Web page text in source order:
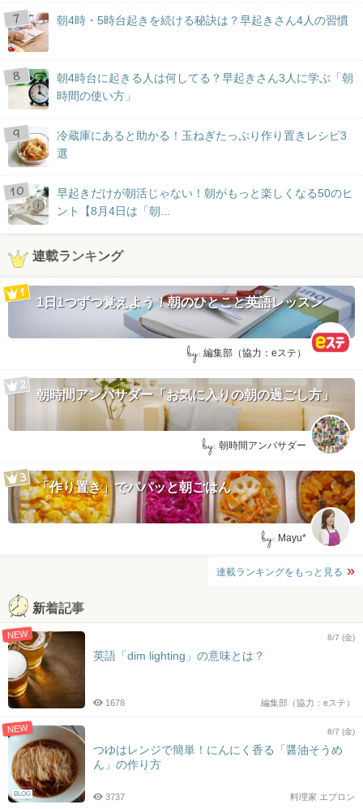
朝4時・5時台起きを続ける秘訣は？早起きさん4人の習慣
朝4時台に起きる人は何してる？早起きさん3人に学ぶ「朝
時間の使い方」
冷蔵庫にあると助かる！玉ねぎたっぷり作り置きレシピ3
選
早起きだけが朝活じゃない！朝がもっと楽しくなる50のヒ
ント【8月4日は「朝...
連載ランキング
1日1つずつ覚えよう！朝のひとこと英語レッスン
by: 編集部（協力：eステ）
朝時間アンバサダー「お気に入りの朝の過ごし方」
by: 朝時間アンバサダー
「作り置き」でパパッと朝ごはん
by: Mayu*
連載ランキングをもっと見る
新着記事
NEW 8/7 (金)
英語「dim lighting」の意味とは？
編集部（協力：eステ）
1678
NEW
BLOG
8/7 (金)
つゆはレンジで簡単！にんにく香る「醤油そうめ
ん」の作り方
料理家 エプロン
3737